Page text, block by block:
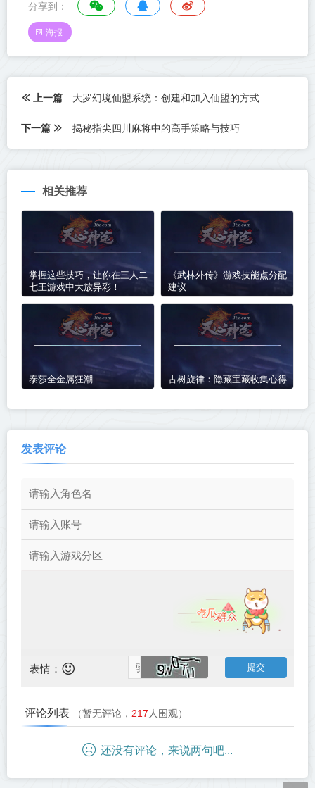
分享到：
海报
上一篇 大罗幻境仙盟系统：创建和加入仙盟的方式
下一篇 揭秘指尖四川麻将中的高手策略与技巧
相关推荐
掌握这些技巧，让你在三人二
七王游戏中大放异彩！
《武林外传》游戏技能点分配
建议
泰莎全金属狂潮 古树旋律：隐藏宝藏收集心得
发表评论
表情：
评论列表 （暂无评论， 217 人围观）
还没有评论，来说两句吧...